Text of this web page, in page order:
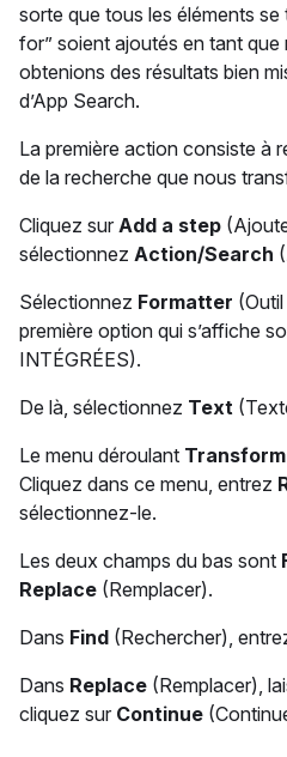
sorte que tous les éléments
for” soient ajoutés en tant
obtenions des résultats bien
d’App Search.
La première action consiste à
de la recherche que nous
Cliquez sur Add a step
sélectionnez Action/Search
Sélectionnez Formatter
première option qui s’affiche
INTÉGRÉES).
De là, sélectionnez Text
Le menu déroulant Transform
Cliquez dans ce menu, entrez
sélectionnez-le.
Les deux champs du bas sont
Replace (Remplacer).
Dans Find (Rechercher),
Dans Replace (Remplacer),
cliquez sur Continue